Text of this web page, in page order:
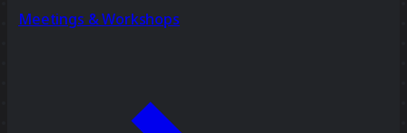
Meetings & Workshops